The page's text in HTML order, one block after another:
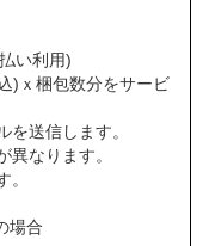
い利用)
)ｘ梱包数分をサービ
送信します。
なります。
場合